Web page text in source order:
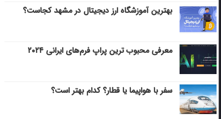
بهترین آموزشگاه ارز دیجیتال در مشهد کجاست؟
معرفی محبوب ترین پراپ فرم‌های ایرانی ۲۰۲۴
سفر با هواپیما یا قطار؟ کدام بهتر است؟